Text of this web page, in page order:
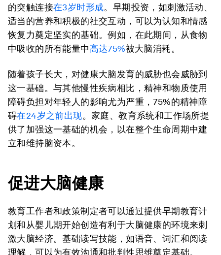
的突触连接在3岁时形成。早期投资，如刺激活动、
适当的营养和积极的社交互动，可以为认知和情感
恢复力奠定坚实的基础。例如，在此期间，从食物
中吸收的所有能量中高达75%被大脑消耗。
随着孩子长大，对健康大脑发育的威胁也会威胁到
这一基础。与其他慢性疾病相比，精神和物质使用
障碍负担对年轻人的影响尤为严重，75%的精神障
碍在24岁之前出现。家庭、教育系统和工作场所提
供了加强这一基础的机会，以在整个生命周期中建
立和维持脑资本。
促进大脑健康
教育工作者和政策制定者可以通过提供早期教育计
划和从婴儿期开始创造有利于大脑健康的环境来刺
激大脑经济。基础读写技能，如语音、词汇和阅读
理解，可以为有效沟通和批判性思维奠定基础。